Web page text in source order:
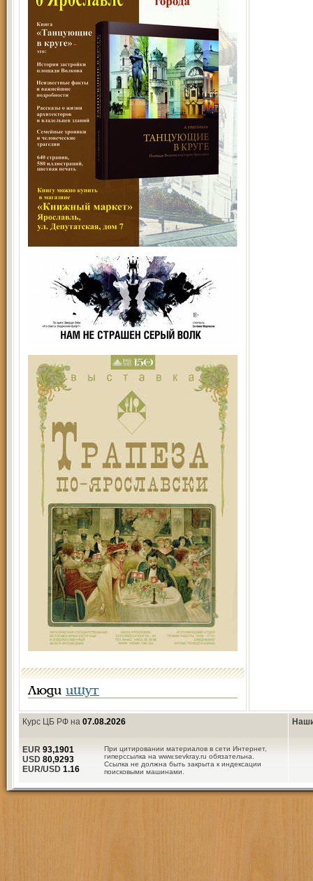
Люди ищут
Курс ЦБ РФ на 07.08.2026
При цитировании материалов в сети Интернет,
гиперссылка на www.sevkray.ru обязательна.
Ссылка не должна быть закрыта к индексации
поисковыми машинами.
EUR 93,1901
USD 80,9293
EUR/USD 1.16